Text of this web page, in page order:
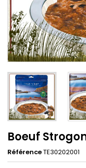
Boeuf
RéférenceTE30202001